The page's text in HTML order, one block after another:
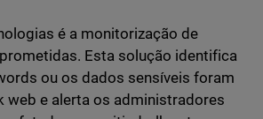
é a monitorização de
Esta solução identifica
ou os dados sensíveis foram
web e alerta os administradores